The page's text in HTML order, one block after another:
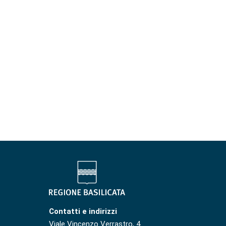
Contatti e indirizzi
Viale Vincenzo Verrastro, 4